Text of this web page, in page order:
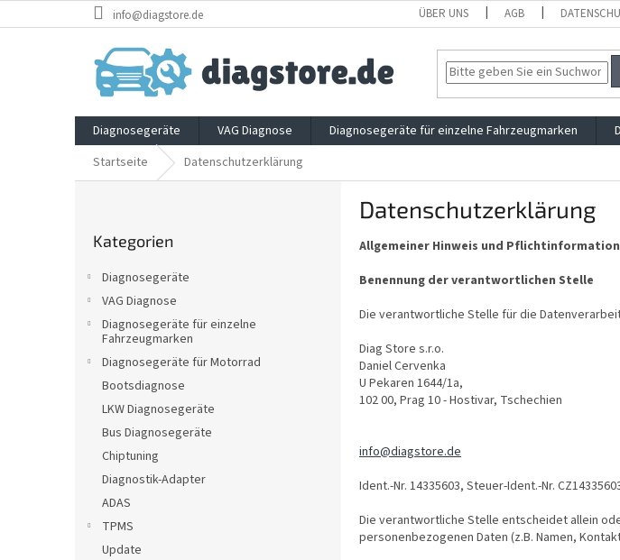
Inhalt
info@diagstore.de ÜBER UNS AGB
Diagnosegeräte VAG Diagnose Diagnosegeräte für einzelne Fahrzeugmarken
Startseite
Datenschutzerklärung
überspringen
Kategorien
Diagnosegeräte
VAG Diagnose
Diagnosegeräte für einzelne
Fahrzeugmarken
Diagnosegeräte für Motorrad
Bootsdiagnose
LKW Diagnosegeräte
Bus Diagnosegeräte
Chiptuning
Diagnostik-Adapter
ADAS
TPMS
Update
Datenschutzerklärung
Allgemeiner Hinweis und
Benennung der verantwortlichen Stelle
Die verantwortliche Stelle für die
Diag Store s.r.o.
Daniel Cervenka
U Pekaren 1644/1a,
102 00, Prag 10 - Hostivar, Tschechien
info@diagstore.de
Ident.-Nr. 14335603, Steuer-Ident.-Nr.
Die verantwortliche Stelle entscheidet allein
personenbezogenen Daten (z.B. Namen,